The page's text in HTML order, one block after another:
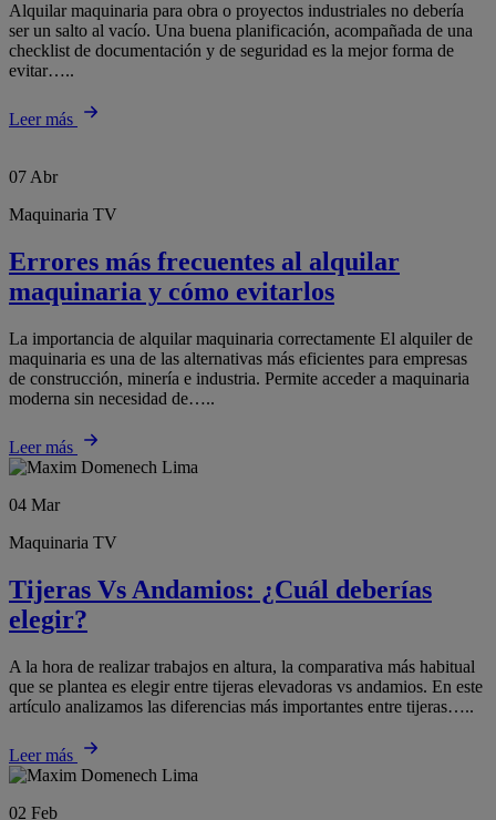
Alquilar maquinaria para obra o proyectos industriales no debería
ser un salto al vacío. Una buena planificación, acompañada de una
checklist de documentación y de seguridad es la mejor forma de
evitar…..
Leer más
07 Abr
Maquinaria TV
Errores más frecuentes al alquilar
maquinaria y cómo evitarlos
La importancia de alquilar maquinaria correctamente El alquiler de
maquinaria es una de las alternativas más eficientes para empresas
de construcción, minería e industria. Permite acceder a maquinaria
moderna sin necesidad de…..
Leer más
04 Mar
Maquinaria TV
Tijeras Vs Andamios: ¿Cuál deberías
elegir?
A la hora de realizar trabajos en altura, la comparativa más habitual
que se plantea es elegir entre tijeras elevadoras vs andamios. En este
artículo analizamos las diferencias más importantes entre tijeras…..
Leer más
02 Feb